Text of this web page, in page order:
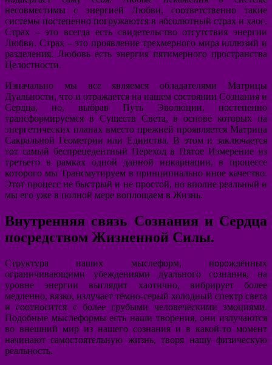
несовместимы с энергией Любви, соответственно такие
системы постепенно погружаются в абсолютный страх и хаос.
Страх – это всегда есть свидетельство отсутствия энергии
Любви. Страх – это проявление трехмерного мира иллюзий и
разделения. Любовь есть энергия пятимерного пространства
Целостности.
Изначально мы все являемся обладателями Матрицы
Дуальности, что и отражается на нашем состоянии Сознания и
Сердца, но, выбрав Путь Эволюции, постепенно
трансформируемся в Существ Света, в основе которых на
энергетических планах вместо прежней проявляется Матрица
Сакральной Геометрии или Единства. В этом и заключается
тот самый беспрецедентный Переход в Пятое Измерение из
третьего в рамках одной данной инкарнации, в процессе
которого мы Трансмутируем в принципиально иное качество.
Этот процесс не быстрый и не простой, но вполне реальный и
мы его уже в полной мере воплощаем в Жизнь.
Внутренняя связь Сознания и Сердца
посредством Жизненной Силы.
Структура наших мыслеформ, порождённых
ограничивающими убеждениями дуального сознания, на
уровне энергии выглядит хаотично, вибрирует более
медленно, вязко, излучает тёмно-серый холодный спектр света
и соотносится с более грубыми человеческими эмоциями.
Подобные мыслеформы есть наши творения, они излучаются
во внешний мир из нашего сознания и в какой-то момент
начинают самостоятельную жизнь, творя нашу физическую
реальность.